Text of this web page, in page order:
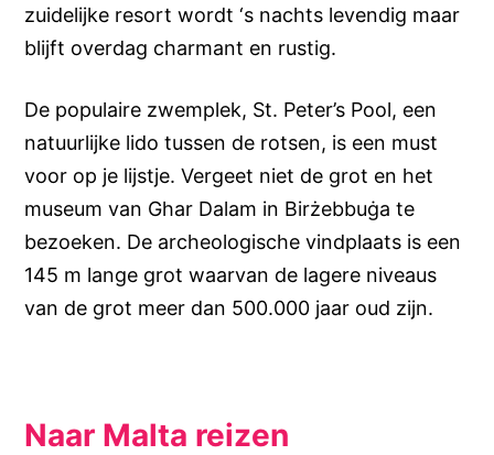
zuidelijke resort wordt ‘s nachts levendig maar
blijft overdag charmant en rustig.
De populaire zwemplek, St. Peter’s Pool, een
natuurlijke lido tussen de rotsen, is een must
voor op je lijstje. Vergeet niet de grot en het
museum van Ghar Dalam in Birżebbuġa te
bezoeken. De archeologische vindplaats is een
145 m lange grot waarvan de lagere niveaus
van de grot meer dan 500.000 jaar oud zijn.
Naar Malta reizen